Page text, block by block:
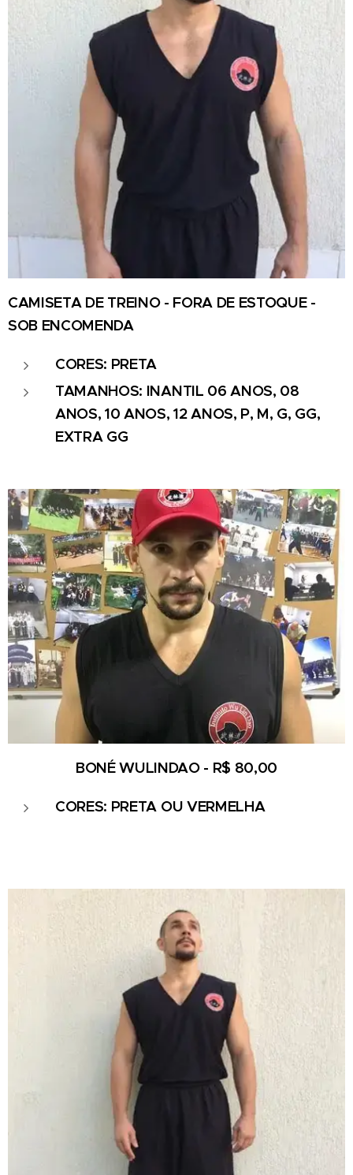
CAMISETA DE TREINO - FORA DE ESTOQUE -
SOB ENCOMENDA
CORES: PRETA
TAMANHOS: INANTIL 06 ANOS, 08
ANOS, 10 ANOS, 12 ANOS, P, M, G, GG,
EXTRA GG
BONÉ WULINDAO - R$ 80,00
CORES: PRETA OU VERMELHA